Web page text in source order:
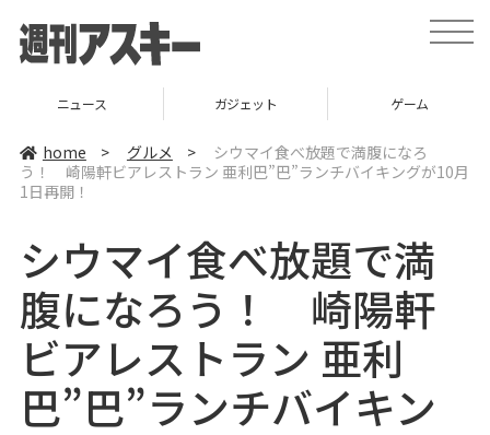
t
o
i
ニュース ガジェット ゲーム
home > グルメ >
シウマイ食べ放題で満腹になろ
う！ 崎陽軒ビアレストラン 亜利巴”巴”ランチバイキングが10月
1日再開！
シウマイ食べ放題で満
腹になろう！ 崎陽軒
ビアレストラン 亜利
巴”巴”ランチバイキン